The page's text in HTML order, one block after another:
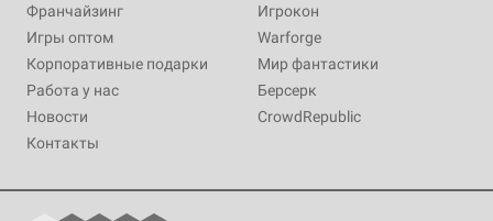
Франчайзинг
Игры оптом
Корпоративные подарки
Работа у нас
Новости
Контакты
Игрокон
Warforge
Мир фантастики
Берсерк
CrowdRepublic